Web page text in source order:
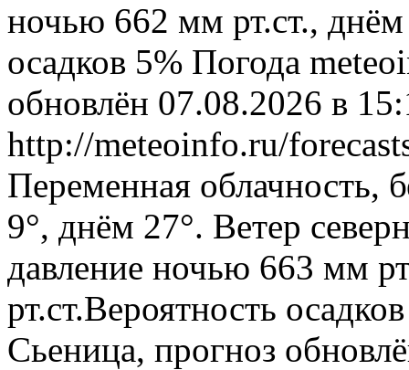
ночью 662 мм рт.ст.,
осадков 5% Погода
обновлён 07.08.2026 в
http://meteoinfo.ru/
Переменная облачность,
9°, днём 27°. Ветер
давление ночью 663 мм
рт.ст.Вероятность
Сьеница, прогноз